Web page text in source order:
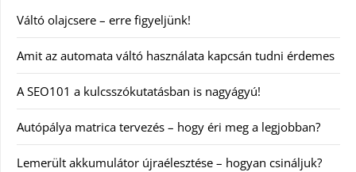
Váltó olajcsere – erre figyeljünk!
Amit az automata váltó használata kapcsán tudni érdemes
A SEO101 a kulcsszókutatásban is nagyágyú!
Autópálya matrica tervezés – hogy éri meg a legjobban?
Lemerült akkumulátor újraélesztése – hogyan csináljuk?